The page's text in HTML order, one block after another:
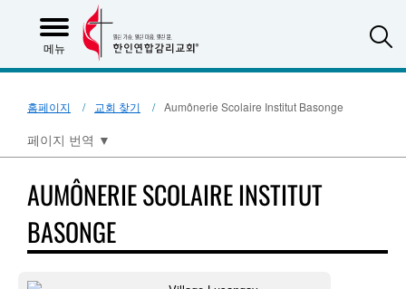
메뉴
홈페이지 교회 찾기 Aumônerie Scolaire Institut Basonge
페이지 번역 ▼
AUMÔNERIE SCOLAIRE INSTITUT
BASONGE